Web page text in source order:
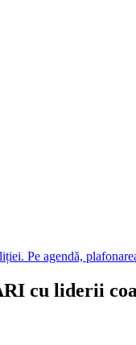
Pe agendă,
cu liderii